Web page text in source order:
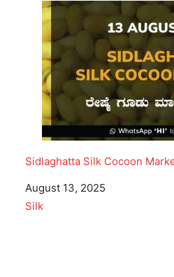
Sidlaghatta Silk Cocoon
Date
August 13, 2025
In relation to
Silk